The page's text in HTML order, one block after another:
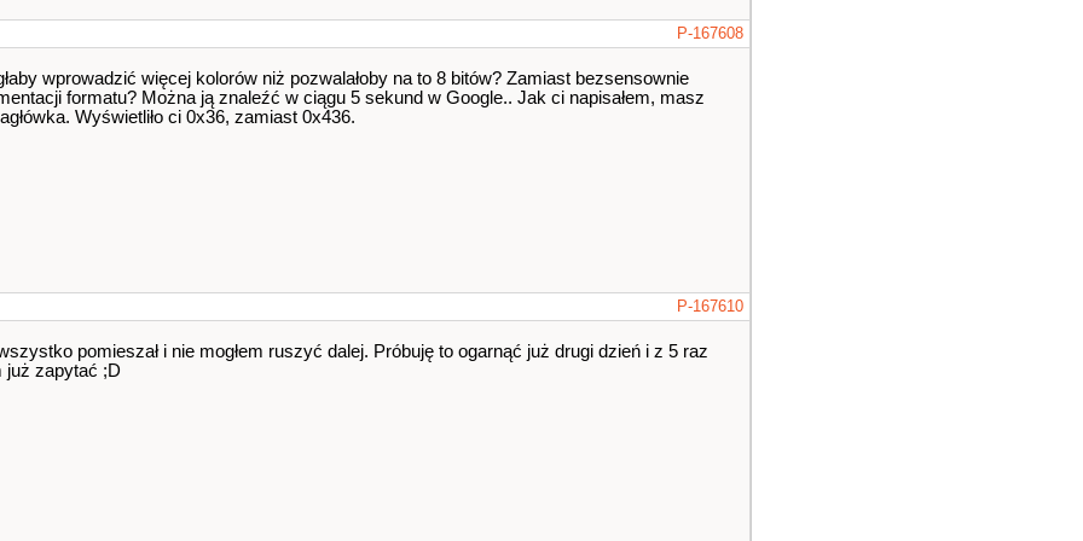
P-167608
wprowadzić więcej kolorów niż pozwalałoby na to 8 bitów? Zamiast bezsensownie
formatu? Można ją znaleźć w ciągu 5 sekund w Google.. Jak ci napisałem, masz
Wyświetliło ci 0x36, zamiast 0x436.
P-167610
pomieszał i nie mogłem ruszyć dalej. Próbuję to ogarnąć już drugi dzień i z 5 raz
już zapytać ;D